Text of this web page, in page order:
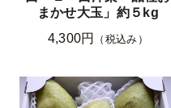
まかせ大玉」約５kg
4,300円
（税込み）